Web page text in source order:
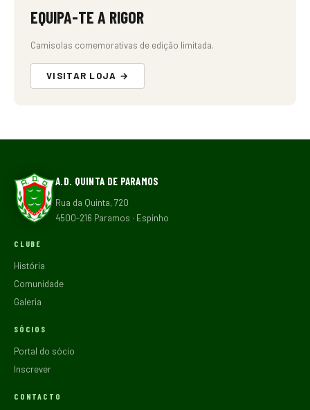
EQUIPA-TE A RIGOR
Camisolas comemorativas de edição limitada.
VISITAR LOJA →
A.D. QUINTA DE PARAMOS
Rua da Quinta, 720
4500-216 Paramos · Espinho
CLUBE
História
Comunidade
Galeria
SÓCIOS
Portal do sócio
Inscrever
CONTACTO